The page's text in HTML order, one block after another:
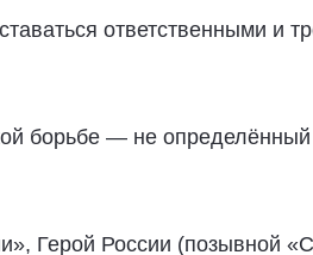
ответственными и
борьбе — не
Герой России (позывной